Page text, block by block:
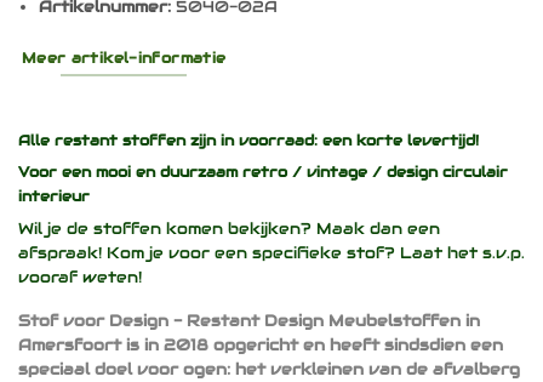
Artikelnummer:5040-02A
Meer artikel-informatie
Alle restant stoffen zijn in voorraad: een korte levertijd!
Voor een mooi en duurzaam retro / vintage / design circulair
interieur
Wil je de stoffen komen bekijken? Maak dan een
afspraak! Kom je voor een specifieke stof? Laat het s.v.p.
vooraf weten!
Stof voor Design - Restant Design Meubelstoffen in
Amersfoort is in 2018 opgericht en heeft sindsdien een
speciaal doel voor ogen: het verkleinen van de afvalberg